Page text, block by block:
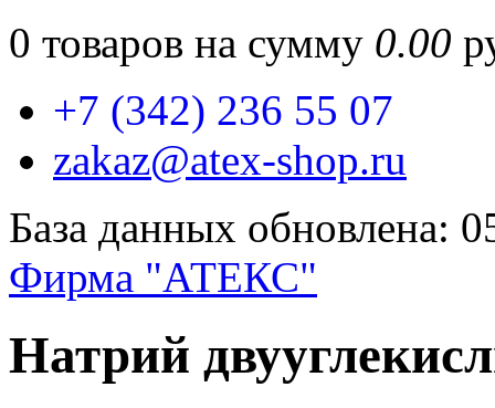
0 товаров на сумму 0.00
+7 (342) 236 55 07
zakaz@atex-shop.ru
База данных обновлена:
Фирма "АТЕКС"
Натрий